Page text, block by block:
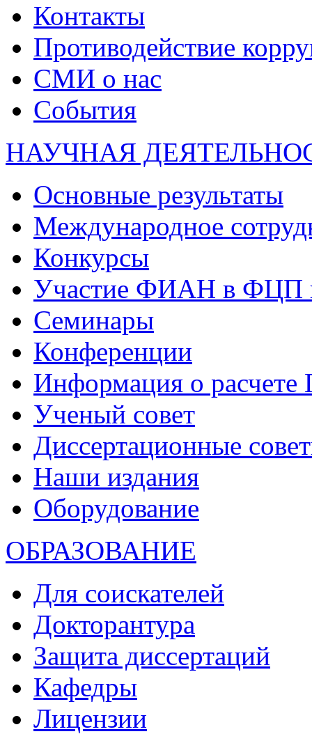
Контакты
Противодействие
СМИ о нас
События
НАУЧНАЯ
Основные результаты
Международное
Конкурсы
Участие ФИАН в ФЦП
Семинары
Конференции
Информация о
Ученый совет
Диссертационные
Наши издания
Оборудование
ОБРАЗОВАНИЕ
Для соискателей
Докторантура
Защита диссертаций
Кафедры
Лицензии